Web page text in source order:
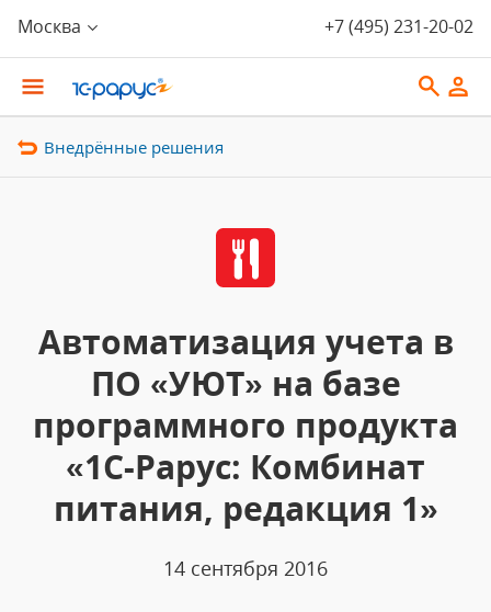
Москва +7 (495) 231-20-02
Внедрённые решения
Автоматизация учета в
ПО «УЮТ» на базе
программного продукта
«1С-Рарус: Комбинат
питания, редакция 1»
14 сентября 2016